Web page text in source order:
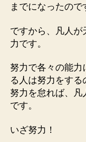
までになったので
ですから、凡人が
力です。
努力で各々の能力
る人は努力をする
努力を怠れば、凡
です。
いざ努力！